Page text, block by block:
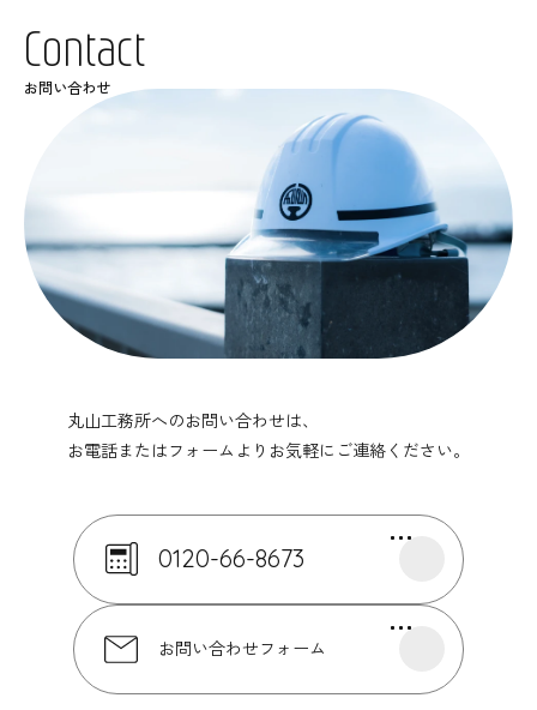
お問い合わせ
Contact
丸山工務所へのお問い合わせは、
お電話またはフォームよりお気軽にご連絡ください。
0120-66-8673
お問い合わせフォーム